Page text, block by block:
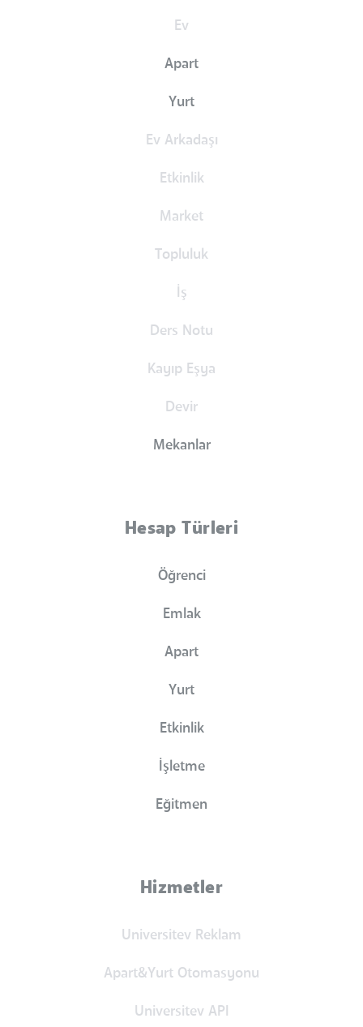
Ev
Apart
Yurt
Ev Arkadaşı
Etkinlik
Market
Topluluk
İş
Ders Notu
Kayıp Eşya
Devir
Mekanlar
Hesap Türleri
Öğrenci
Emlak
Apart
Yurt
Etkinlik
İşletme
Eğitmen
Hizmetler
Universitev Reklam
Apart&Yurt Otomasyonu
Universitev API